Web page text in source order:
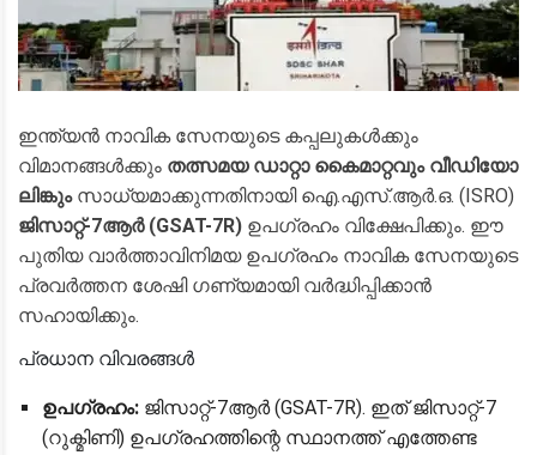
ഇന്ത്യൻ നാവിക സേനയുടെ കപ്പലുകൾക്കും
വിമാനങ്ങൾക്കും തത്സമയ ഡാറ്റാ കൈമാറ്റവും വീഡിയോ
ലിങ്കുംസാധ്യമാക്കുന്നതിനായി ഐ.എസ്.ആർ.ഒ. (ISRO)
ജിസാറ്റ്-7ആർ (GSAT-7R) ഉപഗ്രഹം വിക്ഷേപിക്കും. ഈ
പുതിയ വാർത്താവിനിമയ ഉപഗ്രഹം നാവിക സേനയുടെ
പ്രവർത്തന ശേഷി ഗണ്യമായി വർദ്ധിപ്പിക്കാൻ
സഹായിക്കും.
​പ്രധാന വിവരങ്ങൾ
ഉപഗ്രഹം: ജിസാറ്റ്-7ആർ (GSAT-7R). ഇത് ജിസാറ്റ്-7
(റുക്മിണി) ഉപഗ്രഹത്തിന്റെ സ്ഥാനത്ത് എത്തേണ്ട